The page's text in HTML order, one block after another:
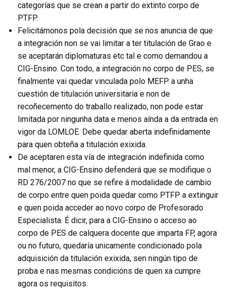
categorías que se crean a partir do extinto corpo de
PTFP.
Felicitámonos pola decisión que se nos anuncia de que
a integración non se vai limitar a ter titulación de Grao e
se aceptarán diplomaturas etc tal e como demandou a
CIG-Ensino. Con todo, a integración no corpo de PES, se
finalmente vai quedar vinculada polo MEFP a unha
cuestión de titulación universitaria e non de
recoñecemento do traballo realizado, non pode estar
limitada por ningunha data e menos aínda a da entrada en
vigor da LOMLOE. Debe quedar aberta indefinidamente
para quen obteña a titulación exixida.
De aceptaren esta vía de integración indefinida como
mal menor, a CIG-Ensino defenderá que se modifique o
RD 276/2007 no que se refire á modalidade de cambio
de corpo entre quen poida quedar como PTFP a extinguir
e quen poida acceder ao novo corpo de Profesorado
Especialista. É dicir, para a CIG-Ensino o acceso ao
corpo de PES de calquera docente que imparta FP, agora
ou no futuro, quedaría unicamente condicionado pola
adquisición da titulación exixida, sen ningún tipo de
proba e nas mesmas condicións de quen xa cumpre
agora os requisitos.